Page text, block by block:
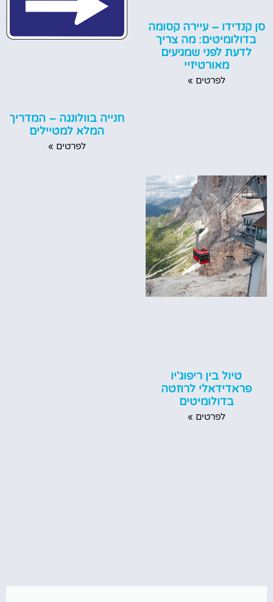
סן קנדידו – עיירה קסומה
בדולומיטים: מה צריך
לדעת לפני שמגיעים
מאורטיזיי
לפרטים »
חנייה בוולונגה – המדריך
המלא למטיילים
לפרטים »
טיול בין ריפוג'יו
פראדידאלי לרוזטה
בדולומיטים
לפרטים »